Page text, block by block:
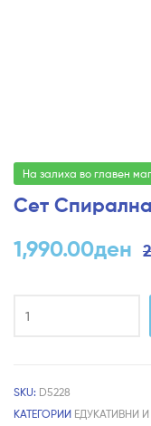
На залиха во главен
Сет
1,990.00ден
SKU: D5228
КАТЕГОРИИ ЕДУКАТИВНИ